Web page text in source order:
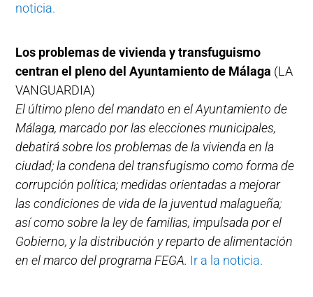
noticia.
Los problemas de vivienda y transfuguismo
centran el pleno del Ayuntamiento de Málaga (LA
VANGUARDIA)
El último pleno del mandato en el Ayuntamiento de
Málaga, marcado por las elecciones municipales,
debatirá sobre los problemas de la vivienda en la
ciudad; la condena del transfugismo como forma de
corrupción política; medidas orientadas a mejorar
las condiciones de vida de la juventud malagueña;
así como sobre la ley de familias, impulsada por el
Gobierno, y la distribución y reparto de alimentación
en el marco del programa FEGA. Ir a la noticia.